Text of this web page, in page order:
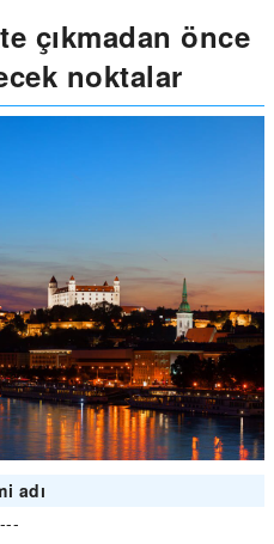
çıkmadan önce
noktalar
adı